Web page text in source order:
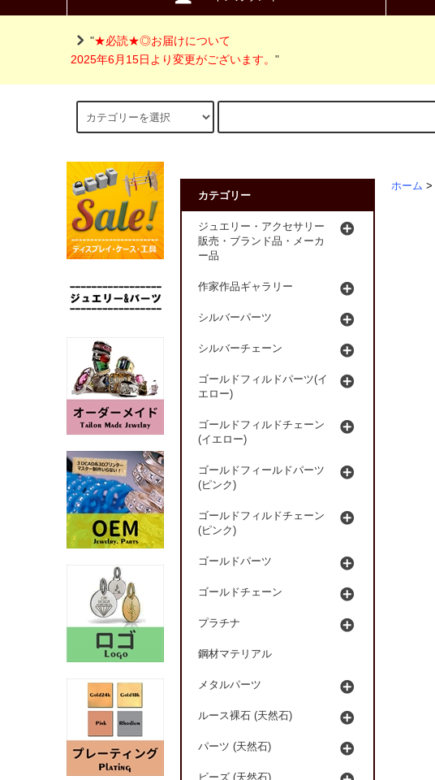
"★必読★◎お届けについて
2025年6月15日より変更がございます。 "
ホーム >
カテゴリー
ジュエリー・アクセサリー
販売・ブランド品・メーカ
ー品
作家作品ギャラリー
シルバーパーツ
シルバーチェーン
ゴールドフィルドパーツ(イ
エロー)
ゴールドフィルドチェーン
(イエロー)
ゴールドフィールドパーツ
(ピンク)
ゴールドフィルドチェーン
(ピンク)
ゴールドパーツ
ゴールドチェーン
プラチナ
鋼材マテリアル
メタルパーツ
ルース裸石 (天然石)
パーツ (天然石)